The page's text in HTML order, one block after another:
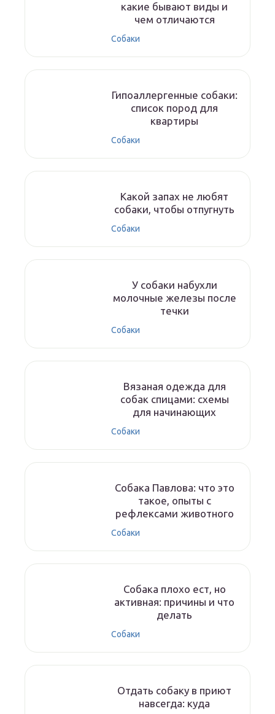
какие бывают виды и
чем отличаются
Собаки
Гипоаллергенные собаки:
список пород для
квартиры
Собаки
Какой запах не любят
собаки, чтобы отпугнуть
Собаки
У собаки набухли
молочные железы после
течки
Собаки
Вязаная одежда для
собак спицами: схемы
для начинающих
Собаки
Собака Павлова: что это
такое, опыты с
рефлексами животного
Собаки
Собака плохо ест, но
активная: причины и что
делать
Собаки
Отдать собаку в приют
навсегда: куда